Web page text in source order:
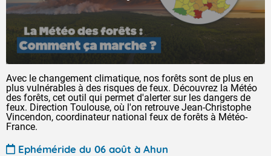
Avec le changement climatique, nos forêts sont de plus en
plus vulnérables à des risques de feux. Découvrez la Météo
des forêts, cet outil qui permet d'alerter sur les dangers de
feux. Direction Toulouse, où l'on retrouve Jean-Christophe
Vincendon, coordinateur national feux de forêts à Météo-
France.
Ephéméride du 06 août à Ahun